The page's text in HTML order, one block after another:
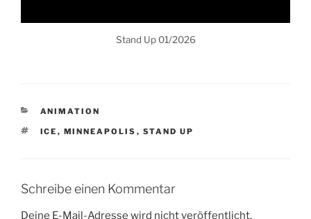
Stand Up 01/2026
KATEGORIEN
ANIMATION
SCHLAGWÖRTER
ICE , MINNEAPOLIS , STAND UP
Schreibe einen Kommentar
Deine E-Mail-Adresse wird nicht veröffentlicht.